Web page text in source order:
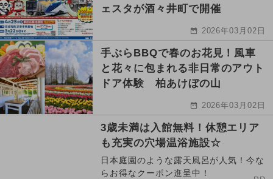
ェスタが酒々井町で開催
2026年03月02日
手ぶらBBQで春のお花見！風車
と花々に包まれる非日常のアウト
ドア体験 柏あけぼの山
2026年03月02日
3歳未満は入館無料！休憩エリア
も充実の穴場温浴施設☆
日本庭園のような露天風呂が人気！今な
らお得なクーポン進呈中！